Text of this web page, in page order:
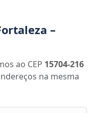
–
ao CEP 15704-216
na mesma